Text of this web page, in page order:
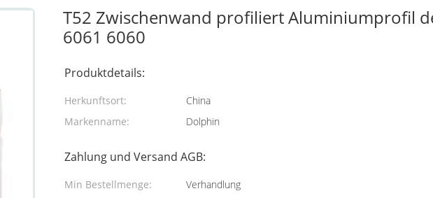
T52 Zwischenwand profiliert Aluminiumprofil
6061 6060
Produktdetails:
Herkunftsort:
China
Markenname:
Dolphin
Zahlung und Versand AGB:
Min Bestellmenge:
Verhandlung